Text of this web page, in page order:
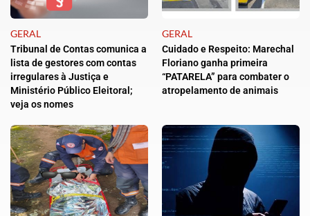
GERAL
Tribunal de Contas comunica a
lista de gestores com contas
irregulares à Justiça e
Ministério Público Eleitoral;
veja os nomes
GERAL
Cuidado e Respeito: Marechal
Floriano ganha primeira
“PATARELA” para combater o
atropelamento de animais